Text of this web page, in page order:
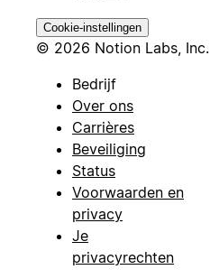
Cookie-instellingen
© 2026 Notion Labs, Inc.
Bedrijf
Over ons
Carrières
Beveiliging
Status
Voorwaarden en
privacy
Je
privacyrechten